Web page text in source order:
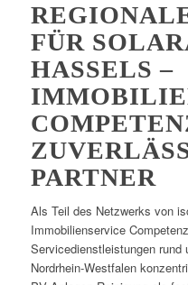
FÜR
HASSELS –
PARTNER
Als Teil des Netzwerks von
Immobilienservice
Servicedienstleistungen
Nordrhein-Westfalen